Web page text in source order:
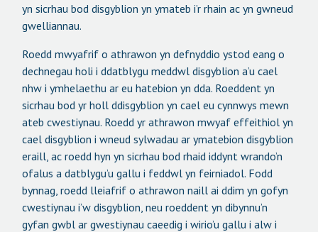
yn sicrhau bod disgyblion yn ymateb i’r rhain ac yn gwneud
gwelliannau.
Roedd mwyafrif o athrawon yn defnyddio ystod eang o
dechnegau holi i ddatblygu meddwl disgyblion a’u cael
nhw i ymhelaethu ar eu hatebion yn dda. Roeddent yn
sicrhau bod yr holl ddisgyblion yn cael eu cynnwys mewn
ateb cwestiynau. Roedd yr athrawon mwyaf effeithiol yn
cael disgyblion i wneud sylwadau ar ymatebion disgyblion
eraill, ac roedd hyn yn sicrhau bod rhaid iddynt wrando’n
ofalus a datblygu’u gallu i feddwl yn feirniadol. Fodd
bynnag, roedd lleiafrif o athrawon naill ai ddim yn gofyn
cwestiynau i’w disgyblion, neu roeddent yn dibynnu’n
gyfan gwbl ar gwestiynau caeedig i wirio’u gallu i alw i